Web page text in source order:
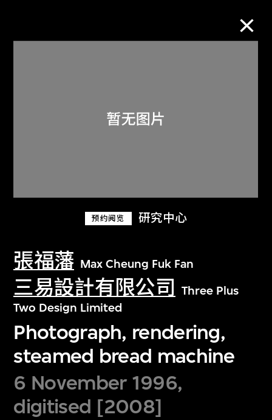
预约阅览 研究中心
張福藩 Max Cheung Fuk Fan
三易設計有限公司
Three Plus
Two Design Limited
Photograph, rendering,
steamed bread machine
6 November 1996,
digitised [2008]
关于M+藏品
探索世界顶级的二十及二十一世纪视觉
文化藏品。